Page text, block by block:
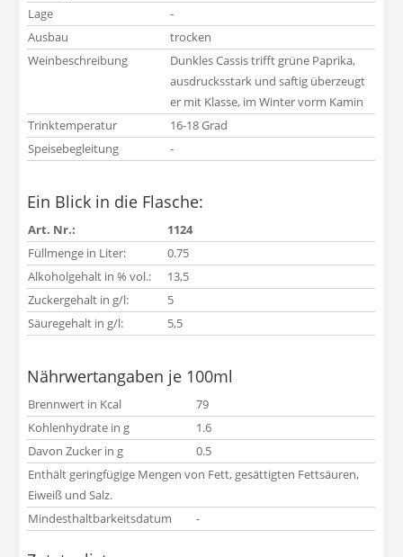
Lage
-
Ausbau
trocken
Weinbeschreibung
Dunkles Cassis trifft grüne Paprika,
ausdrucksstark und saftig überzeugt
er mit Klasse, im Winter vorm Kamin
Trinktemperatur
16-18 Grad
Speisebegleitung
-
Ein Blick in die Flasche:
Art. Nr.:
1124
Füllmenge in Liter:
0.75
Alkoholgehalt in % vol.:
13,5
Zuckergehalt in g/l:
5
Säuregehalt in g/l:
5,5
Nährwertangaben je 100ml
Brennwert in Kcal
79
Kohlenhydrate in g
1.6
Davon Zucker in g
0.5
Enthält geringfügige Mengen von Fett, gesättigten Fettsäuren,
Eiweiß und Salz.
Mindesthaltbarkeitsdatum
-